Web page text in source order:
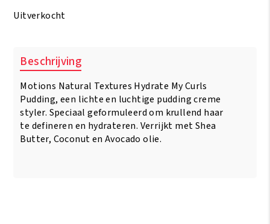
€10.95.
Uitverkocht
Beschrijving
Motions Natural Textures Hydrate My Curls
Pudding, een lichte en luchtige pudding creme
styler. Speciaal geformuleerd om krullend haar
te defineren en hydrateren. Verrijkt met Shea
Butter, Coconut en Avocado olie.